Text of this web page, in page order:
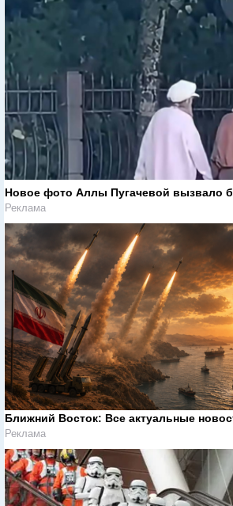
Новое фото Аллы Пугачевой вызвало
Реклама
Ближний Восток: Все актуальные
Реклама